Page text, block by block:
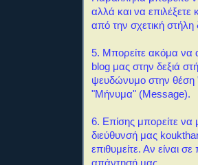
αλλά και να
από την σχετική στήλη
5. Μπορείτε ακόμα να
blog μας στην δεξιά
ψευδώνυμο στην θέση
"Μήνυμα" (Message).
6. Επίσης μπορείτε να
διεύθυνσή μας
επιθυμείτε. Αν είναι
απάντησή μας.